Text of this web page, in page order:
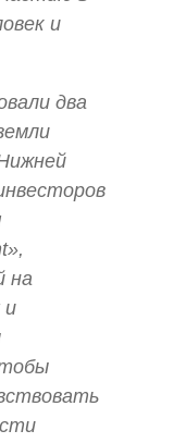
и
два
на
и